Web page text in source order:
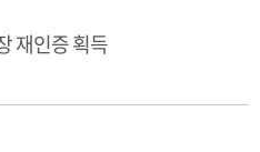
재인증 획득